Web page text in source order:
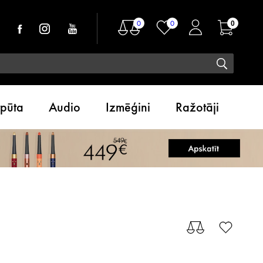
0 0 0
Audio Izmēģini Ražotāji